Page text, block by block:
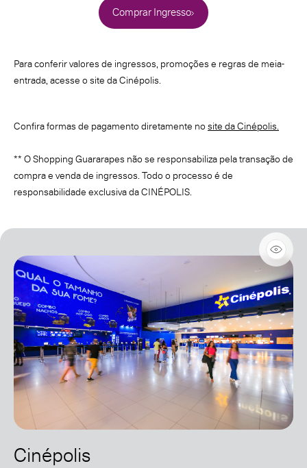
Comprar Ingresso
Para conferir valores de ingressos, promoções e regras de meia-
entrada, acesse o site da Cinépolis.
Confira formas de pagamento diretamente no site da Cinépolis.
** O Shopping Guararapes não se responsabiliza pela transação de
compra e venda de ingressos. Todo o processo é de
responsabilidade exclusiva da CINÉPOLIS.
Cinépolis